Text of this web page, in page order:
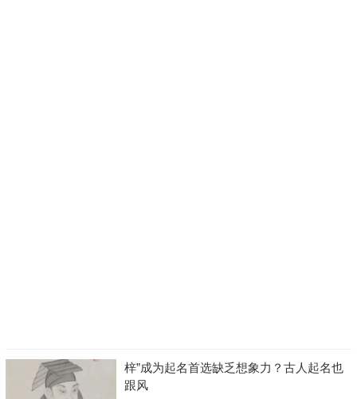
梓”成为起名首选缺乏想象力？古人起名也
跟风